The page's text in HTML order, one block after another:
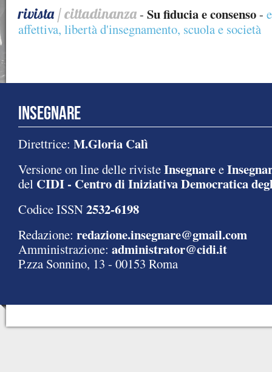
rivista/ cittadinanza- Su fiducia e consenso-
affettiva, libertà d'insegnamento, scuola e società
INSEGNARE
Direttrice: M.Gloria Calì
Versione on line delle rivisteInsegnaree
del CIDI - Centro di Iniziativa Democratica
Codice ISSN2532-6198
Redazione: redazione.insegnare@gmail.com
Amministrazione: administrator@cidi.it
P.zza Sonnino, 13 - 00153 Roma